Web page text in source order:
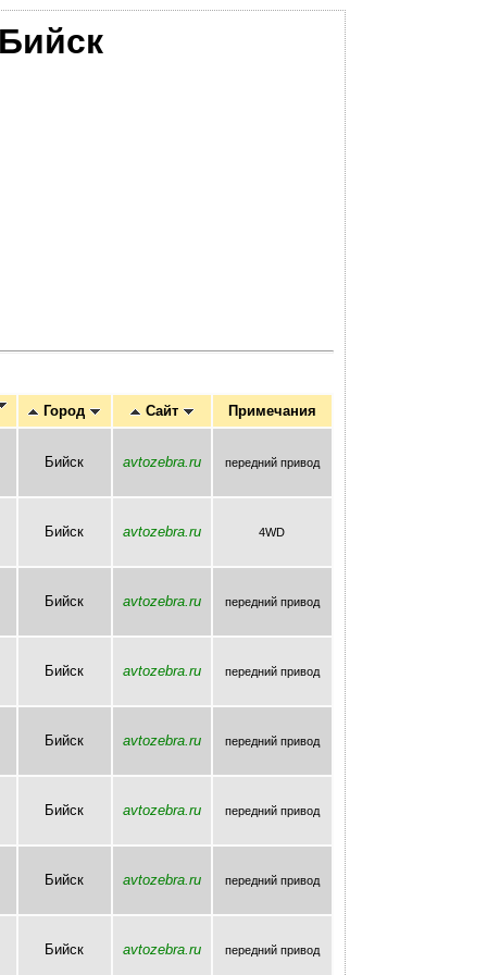
Город Сайт Примечания
Бийск avtozebra.ru передний привод
Бийск avtozebra.ru 4WD
Бийск avtozebra.ru передний привод
Бийск avtozebra.ru передний привод
Бийск avtozebra.ru передний привод
Бийск avtozebra.ru передний привод
Бийск avtozebra.ru передний привод
Бийск avtozebra.ru передний привод